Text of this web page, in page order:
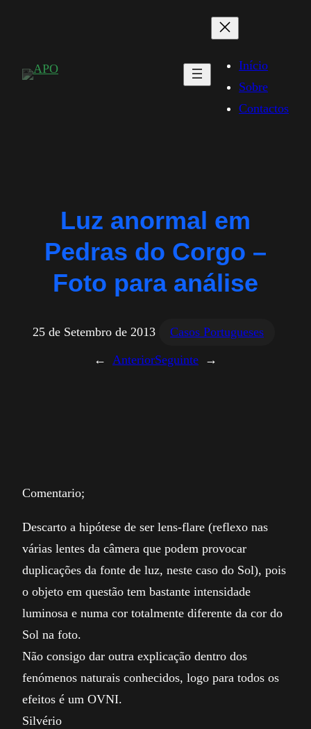
conteúdo
Início
Sobre
Contactos
Luz anormal em
Pedras do Corgo –
Foto para análise
25 de Setembro de 2013
Casos Portugueses
←
AnteriorSeguinte →
Comentario;
Descarto a hipótese de ser lens-flare (reflexo nas
várias lentes da câmera que podem provocar
duplicações da fonte de luz, neste caso do Sol), pois
o objeto em questão tem bastante intensidade
luminosa e numa cor totalmente diferente da cor do
Sol na foto.
Não consigo dar outra explicação dentro dos
fenómenos naturais conhecidos, logo para todos os
efeitos é um OVNI.
Silvério